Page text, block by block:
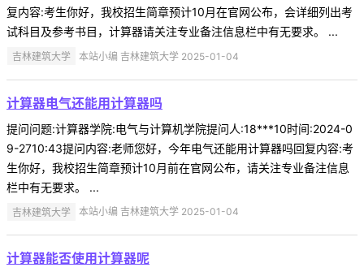
复内容:考生你好，我校招生简章预计10月在官网公布，会详细列出考
试科目及参考书目，计算器请关注专业备注信息栏中有无要求。 ...
吉林建筑大学 本站小编 吉林建筑大学 2025-01-04
计算器电气还能用计算器吗
提问问题:计算器学院:电气与计算机学院提问人:18***10时间:2024-0
9-2710:43提问内容:老师您好，今年电气还能用计算器吗回复内容:考
生你好，我校招生简章预计10月前在官网公布，请关注专业备注信息
栏中有无要求。 ...
吉林建筑大学 本站小编 吉林建筑大学 2025-01-04
计算器能否使用计算器呢